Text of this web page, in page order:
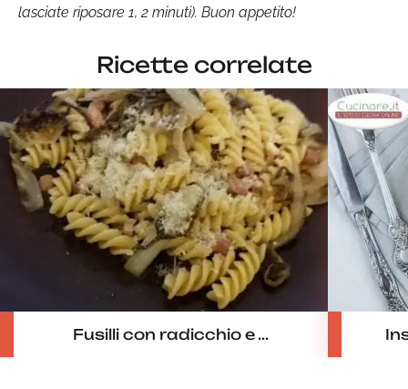
lasciate riposare 1, 2 minuti). Buon appetito!
Ricette correlate
Fusilli con radicchio e ...